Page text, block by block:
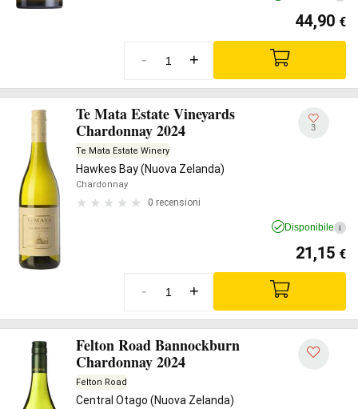
44,90 €
- +
Te Mata Estate Vineyards
Chardonnay 2024
Te Mata Estate Winery
Hawkes Bay (Nuova Zelanda)
Chardonnay
0 recensioni
3
Disponibile i
21,15 €
- +
Felton Road Bannockburn
Chardonnay 2024
Felton Road
Central Otago (Nuova Zelanda)